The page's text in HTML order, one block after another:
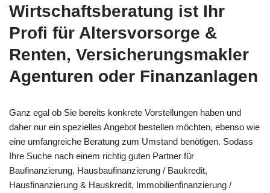
Wirtschaftsberatung ist Ihr
Profi für Altersvorsorge &
Renten, Versicherungsmakler
Agenturen oder Finanzanlagen
Ganz egal ob Sie bereits konkrete Vorstellungen haben und
daher nur ein spezielles Angebot bestellen möchten, ebenso wie
eine umfangreiche Beratung zum Umstand benötigen. Sodass
Ihre Suche nach einem richtig guten Partner für
Baufinanzierung, Hausbaufinanzierung / Baukredit,
Hausfinanzierung & Hauskredit, Immobilienfinanzierung /